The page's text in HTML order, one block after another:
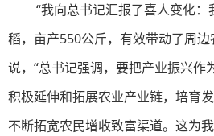
“我向总书记汇报了喜人变化
稻，亩产550公斤，有效带动了周
说，“总书记强调，要把产业振兴作
积极延伸和拓展农业产业链，培育
不断拓宽农民增收致富渠道。这为